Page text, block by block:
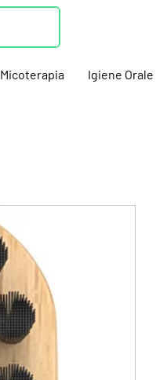
Micoterapia Igiene Orale